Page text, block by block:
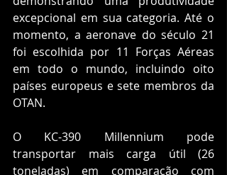
excepcional em sua categoria. Até o
momento, a aeronave do século 21
foi escolhida por 11 Forças Aéreas
em todo o mundo, incluindo oito
países europeus e sete membros da
OTAN.
O KC-390 Millennium pode
transportar mais carga útil (26
toneladas) em comparação com